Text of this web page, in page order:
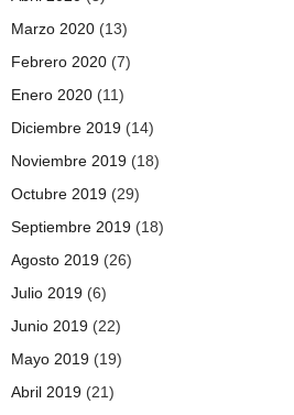
Marzo 2020 (13)
Febrero 2020 (7)
Enero 2020 (11)
Diciembre 2019 (14)
Noviembre 2019 (18)
Octubre 2019 (29)
Septiembre 2019 (18)
Agosto 2019 (26)
Julio 2019 (6)
Junio 2019 (22)
Mayo 2019 (19)
Abril 2019 (21)